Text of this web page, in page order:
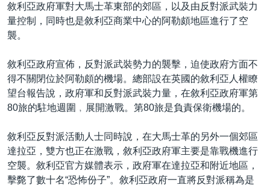
視頻存檔
海外港人
建國史話
廣播節目表
關注我們
其他語言網站
敘利亞政府軍對大馬士革東部的郊區，以及由反對派武裝力
量控制，同時也是敘利亞商業中心的阿勒頗地區進行了空
襲。
敘利亞政府宣佈，反對派武裝勢力的襲擊，迫使政府方面不
得不關閉位於阿勒頗的機場。總部設在英國的敘利亞人權瞭
望台報告說，政府軍和反對派武裝力量，在敘利亞政府軍第
80旅的駐地週圍﹐展開激戰。第80旅是負責保衛機場的。
敘利亞反對派活動人士同時說，在大馬士革的另外一個郊區
達拉亞，雙方也正在激戰，敘利亞政府軍主要是靠戰機進行
空襲。敘利亞官方媒體表示，政府軍在達拉亞和附近地區，
擊斃了數十名“恐怖份子”。敘利亞政府一直將反對派稱為是